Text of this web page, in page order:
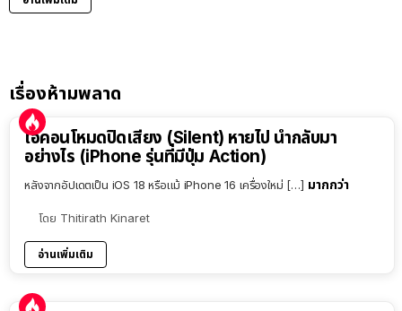
เรื่องห้ามพลาด
ไอคอนโหมดปิดเสียง (Silent) หายไป นำกลับมา
อย่างไร (iPhone รุ่นที่มีปุ่ม Action)
หลังจากอัปเดตเป็น iOS 18 หรือแม้ iPhone 16 เครื่องใหม่ […] มากกว่า
โดย Thitirath Kinaret
อ่านเพิ่มเติม